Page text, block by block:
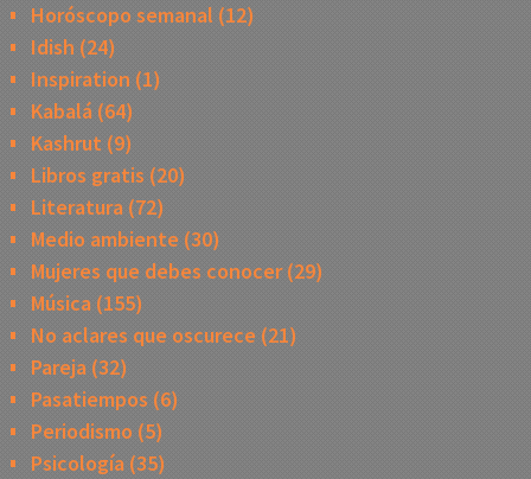
Horóscopo semanal (12)
Idish (24)
Inspiration (1)
Kabalá(64)
Kashrut (9)
Libros gratis (20)
Literatura(72)
Medio ambiente (30)
Mujeres que debes conocer(29)
Música(155)
No aclares que oscurece (21)
Pareja(32)
Pasatiempos (6)
Periodismo (5)
Psicología(35)